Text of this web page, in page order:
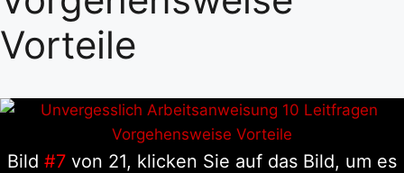
Vorteile
Bild #7 von 21, klicken Sie auf das Bild, um es